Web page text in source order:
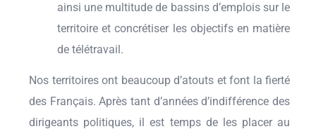
ainsi une multitude de bassins d’emplois sur le
territoire et concrétiser les objectifs en matière
de télétravail.
Nos territoires ont beaucoup d’atouts et font la fierté
des Français. Après tant d’années d’indifférence des
dirigeants politiques, il est temps de les placer au